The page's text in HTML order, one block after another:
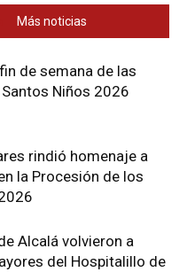
Más noticias
de semana de las
Niños 2026
rindió homenaje a
la Procesión de los
Alcalá volvieron a
del Hospitalillo de